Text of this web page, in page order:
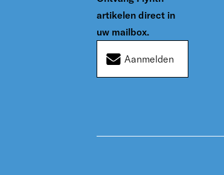
artikelen direct in
uw mailbox.
Aanmelden